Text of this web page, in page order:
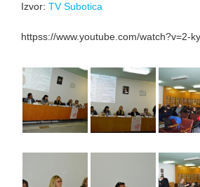
Izvor: TV Subotica
httpss://www.youtube.com/watch?v=2-